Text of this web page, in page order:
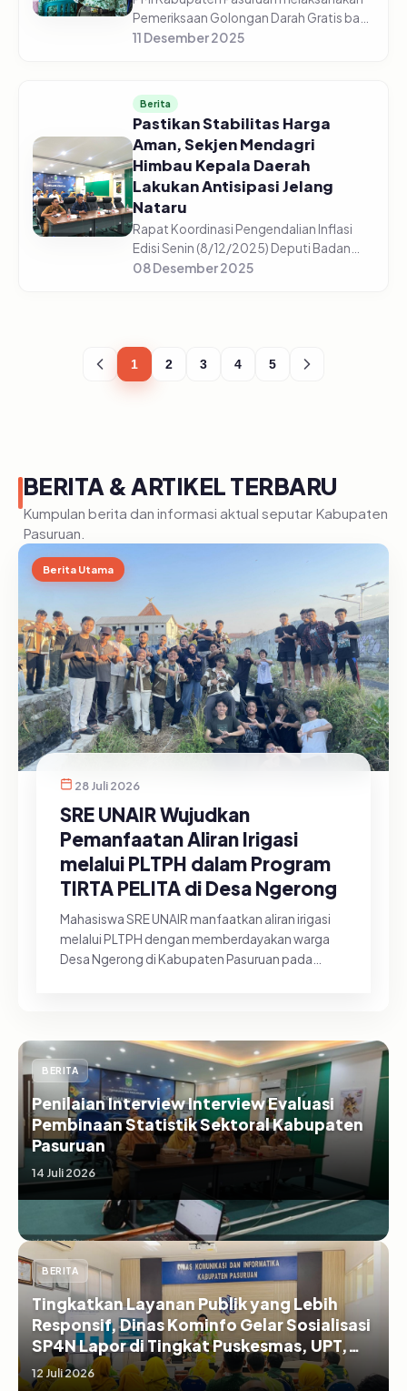
Pemeriksaan Golongan Darah Gratis bagi
5.225 pelajar di 44 sekolah yang tersebar
11 Desember 2025
Berita
Pastikan Stabilitas Harga
Aman, Sekjen Mendagri
Himbau Kepala Daerah
Lakukan Antisipasi Jelang
Nataru
Rapat Koordinasi Pengendalian Inflasi
Edisi Senin (8/12/2025) Deputi Badan
Pusat Statistik, Pudji Ismartini
08 Desember 2025
1 2 3 4 5
BERITA & ARTIKEL TERBARU
Kumpulan berita dan informasi aktual seputar Kabupaten
Pasuruan.
Berita Utama
28 Juli 2026
SRE UNAIR Wujudkan
Pemanfaatan Aliran Irigasi
melalui PLTPH dalam Program
TIRTA PELITA di Desa Ngerong
Mahasiswa SRE UNAIR manfaatkan aliran irigasi
melalui PLTPH dengan memberdayakan warga
Desa Ngerong di Kabupaten Pasuruan pada
BERITA
Penilaian Interview Interview Evaluasi
Pembinaan Statistik Sektoral Kabupaten
Pasuruan
14 Juli 2026
BERITA
Tingkatkan Layanan Publik yang Lebih
Responsif, Dinas Kominfo Gelar Sosialisasi
SP4N Lapor di Tingkat Puskesmas, UPT,
serta SD/SMP di Kabupaten Pasuruan
12 Juli 2026